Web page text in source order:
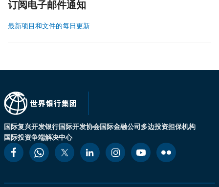
订阅电子邮件通知
最新项目和文件的每日更新
国际复兴开发银行国际开发协会国际金融公司多边投资担保机构
国际投资争端解决中心